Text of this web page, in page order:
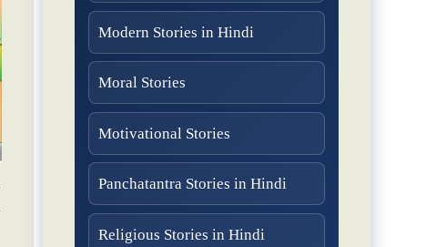
Modern Stories in Hindi
Moral Stories
Motivational Stories
Panchatantra Stories in Hindi
Religious Stories in Hindi